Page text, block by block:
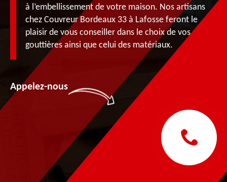
à l’embellissement de votre maison. Nos artisans
chez Couvreur Bordeaux 33 à Lafosse feront le
plaisir de vous conseiller dans le choix de vos
gouttières ainsi que celui des matériaux.
Appelez-nous